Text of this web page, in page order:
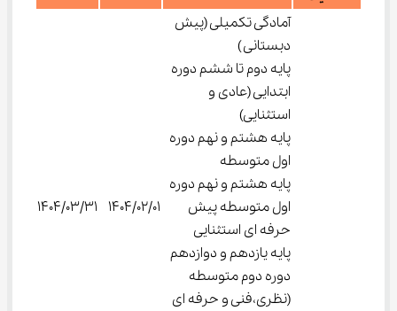
آمادگی تکمیلی (پیش
دبستانی )
پایه دوم تا ششم دوره
ابتدایی (عادی و
استثنایی)
پایه هشتم و نهم دوره
اول متوسطه
پایه هشتم و نهم دوره
اول متوسطه پیش
حرفه ای استثنایی
پایه یازدهم و دوازدهم
دوره دوم متوسطه
(نظری،فنی و حرفه ای
1404/02/01
1404/03/31